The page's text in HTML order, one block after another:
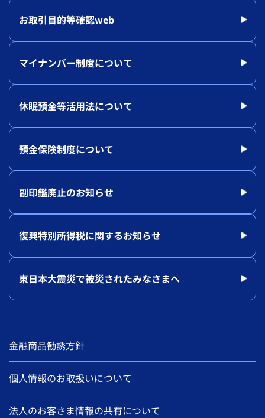
お取引目的等確認web
マイナンバー制度について
休眠預金等活用法について
預金保険制度について
副印鑑廃止のお知らせ
復興特別所得税に関するお知らせ
東日本大震災で被災されたみなさまへ
金融商品勧誘方針
個人情報のお取扱いについて
法人のお客さま情報の共有について